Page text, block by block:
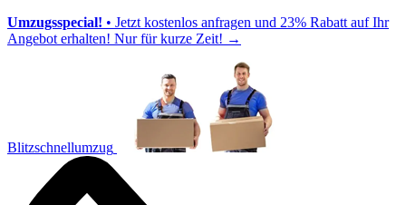
Umzugsspecial! • Jetzt kostenlos anfragen und 23% Rabatt auf Ihr
Angebot erhalten! Nur für kurze Zeit! →
Blitzschnellumzug